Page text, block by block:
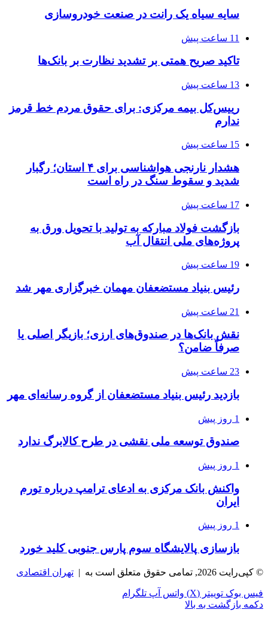
سایه سیاه یک رانت در صنعت خودروسازی
11 ساعت پیش
تاکید صریح همتی بر تشدید نظارت بر بانک‌ها
13 ساعت پیش
رییس‌کل بیمه مرکزی: برای حقوق مردم خط قرمز
ندارم
15 ساعت پیش
هشدار نارنجی هواشناسی برای ۴ استان؛ رگبار
شدید و سقوط سنگ در راه است
17 ساعت پیش
بازگشت فولاد مبارکه به تولید با تحویل ورق به
پروژه‌های ملی انتقال آب
19 ساعت پیش
رئیس بنیاد مستضعفان مهمان خبرگزاری مهر شد
21 ساعت پیش
نقش بانک‌ها در صندوق‌های ارزی؛ بازیگر اصلی یا
صرفاً ضامن؟
23 ساعت پیش
بازدید رئیس بنیاد مستضعفان از گروه رسانه‌ای مهر
1 روز پیش
صندوق توسعه ملی نقشی در طرح کالابرگ ندارد
1 روز پیش
واکنش بانک مرکزی به ادعای ترامپ درباره تورم
ایران
1 روز پیش
بازسازی پالایشگاه سوم پارس جنوبی کلید خورد
© کپی‌رایت 2026, تمامی حقوق متعلق است به | تهران اقتصادی
فیس بوک توییتر (X) واتس آپ تلگرام
دکمه بازگشت به بالا